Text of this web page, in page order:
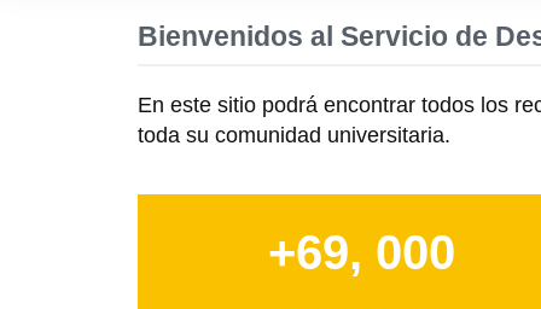
Bienvenidos al Servicio de
En este sitio podrá encontrar todos los
toda su comunidad universitaria.
+69, 000